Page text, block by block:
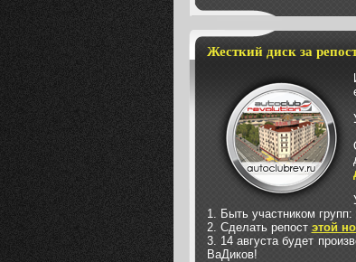
Жесткий диск за
1. Быть участником групп:
2. Сделать репост этой
3. 14 августа будет
ВаДиков!